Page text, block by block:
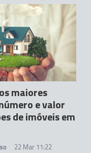
maiores
e valor
de imóveis em
22 Mar 11:22